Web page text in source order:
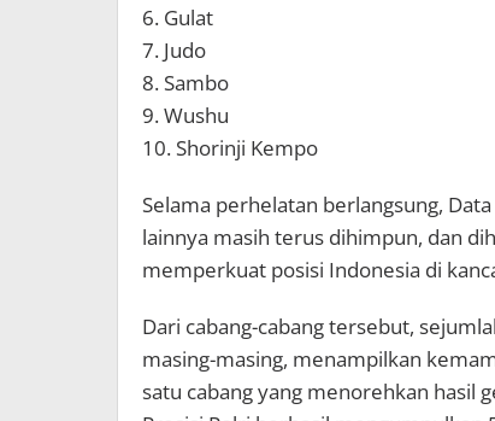
6. Gulat
7. Judo
8. Sambo
9. Wushu
10. Shorinji Kempo
Selama perhelatan berlangsung,
lainnya masih terus dihimpun, dan
memperkuat posisi Indonesia di
Dari cabang-cabang tersebut,
masing-masing, menampilkan
satu cabang yang menorehkan hasil